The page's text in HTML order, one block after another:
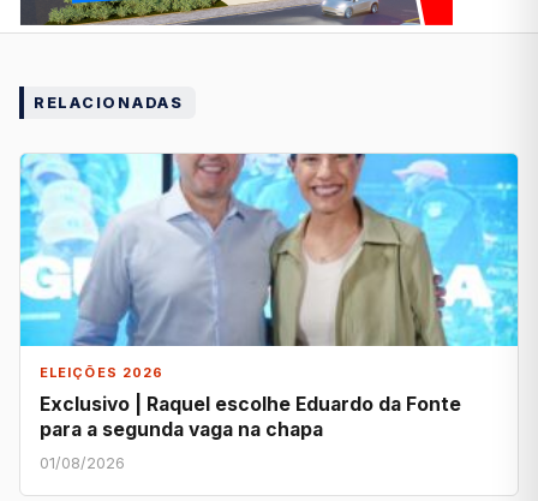
RELACIONADAS
ELEIÇÕES 2026
Exclusivo | Raquel escolhe Eduardo da Fonte
para a segunda vaga na chapa
01/08/2026